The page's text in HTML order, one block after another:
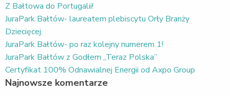
Z Bałtowa do Portugalii!
JuraPark Bałtów- laureatem plebiscytu Orły Branży
Dziecięcej.
JuraPark Bałtów- po raz kolejny numerem 1!
JuraPark Bałtów z Godłem „Teraz Polska”
Certyfikat 100% Odnawialnej Energii od Axpo Group
Najnowsze komentarze